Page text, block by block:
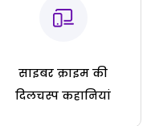
साइबर क्राइम की
दिलचस्प कहानियां